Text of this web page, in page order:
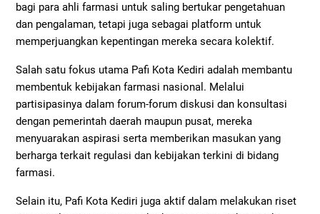
bagi para ahli farmasi untuk saling bertukar pengetahuan
dan pengalaman, tetapi juga sebagai platform untuk
memperjuangkan kepentingan mereka secara kolektif.
Salah satu fokus utama Pafi Kota Kediri adalah membantu
membentuk kebijakan farmasi nasional. Melalui
partisipasinya dalam forum-forum diskusi dan konsultasi
dengan pemerintah daerah maupun pusat, mereka
menyuarakan aspirasi serta memberikan masukan yang
berharga terkait regulasi dan kebijakan terkini di bidang
farmasi.
Selain itu, Pafi Kota Kediri juga aktif dalam melakukan riset